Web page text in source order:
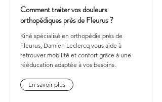
Comment traiter vos douleurs
orthopédiques près de Fleurus ?
Kiné spécialisé en orthopédie près de
Fleurus, Damien Leclercq vous aide à
retrouver mobilité et confort grâce à une
rééducation adaptée à vos besoins.
En savoir plus